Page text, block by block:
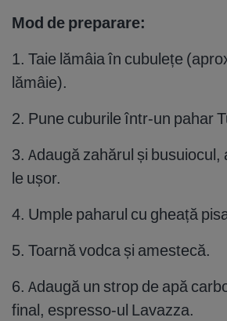
Mod de preparare:
1. Taie lămâia în cubulețe
lămâie).
2. Pune cuburile într-un pahar
3. Adaugă zahărul și
le ușor.
4. Umple paharul cu gheață
5. Toarnă vodca și amestecă.
6. Adaugă un strop de apă
final, espresso-ul Lavazza.